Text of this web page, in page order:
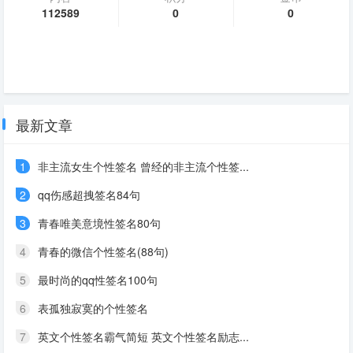
112589
0
0
最新文章
1
非主流女生个性签名 曾经的非主流个性签...
2
qq伤感超拽签名84句
3
青春唯美意境性签名80句
4
青春的微信个性签名(88句)
5
最时尚的qq性签名100句
6
表孤独寂寞的个性签名
7
英文个性签名霸气简短 英文个性签名励志...